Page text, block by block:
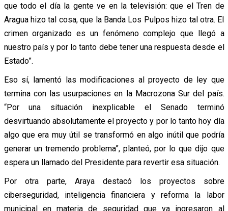
que todo el día la gente ve en la televisión: que el Tren de
Aragua hizo tal cosa, que la Banda Los Pulpos hizo tal otra. El
crimen organizado es un fenómeno complejo que llegó a
nuestro país y por lo tanto debe tener una respuesta desde el
Estado”.
Eso sí, lamentó las modificaciones al proyecto de ley que
termina con las usurpaciones en la Macrozona Sur del país.
“Por una situación inexplicable el Senado terminó
desvirtuando absolutamente el proyecto y por lo tanto hoy día
algo que era muy útil se transformó en algo inútil que podría
generar un tremendo problema”, planteó, por lo que dijo que
espera un llamado del Presidente para revertir esa situación.
Por otra parte, Araya destacó los proyectos sobre
ciberseguridad, inteligencia financiera y reforma la labor
municipal en materia de seguridad que ya ingresaron al